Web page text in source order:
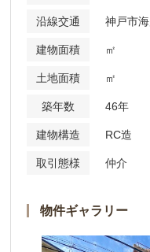
沿線交通 神戸市
建物面積 ㎡
土地面積 ㎡
築年数 46年
建物構造 RC造
取引態様 仲介
物件ギャラリー